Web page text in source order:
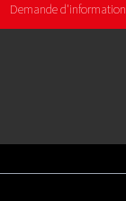
Demande d'information